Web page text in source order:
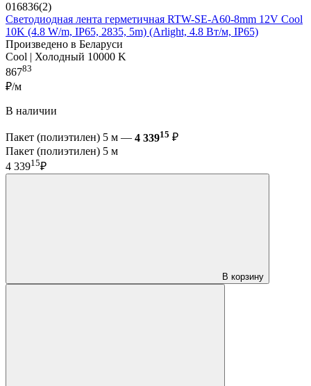
016836(2)
Светодиодная лента герметичная RTW-SE-A60-8mm 12V Cool
10K (4.8 W/m, IP65, 2835, 5m) (Arlight, 4.8 Вт/м, IP65)
Произведено в Беларуси
Cool | Холодный 10000 K
86783
₽/м
В наличии
Пакет (полиэтилен) 5 м — 4 33915 ₽
Пакет (полиэтилен) 5 м
4 33915₽
В корзину